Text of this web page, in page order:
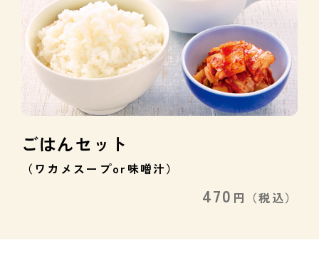
ごはんセット
（ワカメスープor味噌汁）
470 円 （税込）